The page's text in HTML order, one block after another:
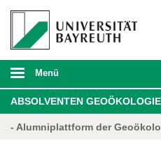
Menü
ABSOLVENTEN GEOÖKOLOGIE
- Alumniplattform der